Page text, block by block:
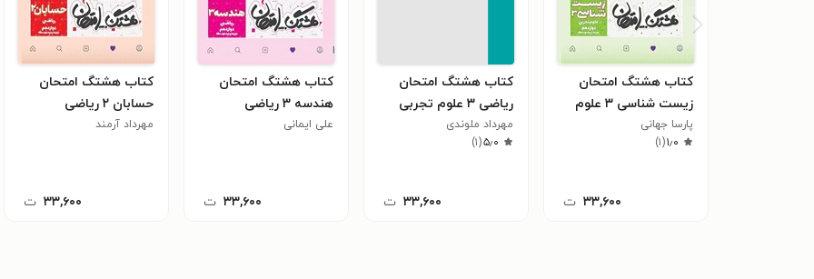
کتاب هشتگ امتحان
زیست شناسی ۳ علوم
تجربی دوازدهم
پارسا جهانی
۱٫۰(۱)
۳۳,۶۰۰ ت
کتاب هشتگ امتحان
ریاضی ۳ علوم تجربی
دوازدهم
مهرداد ملوندی
۵٫۰(۱)
۳۳,۶۰۰ ت
کتاب هشتگ امتحان
هندسه ۳ ریاضی
دوازدهم
علی ایمانی
۳۳,۶۰۰ ت
کتاب هشتگ امتحان
حسابان ۲ ریاضی
دوازدهم
مهرداد آرمند
۳۳,۶۰۰ ت